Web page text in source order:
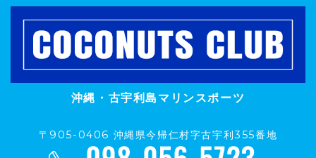
沖縄・古宇利島マリンスポーツ
〒905-0406 沖縄県今帰仁村字古宇利355番地